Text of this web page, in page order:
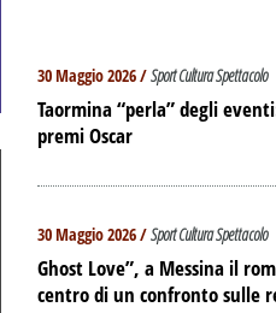
30 Maggio 2026 /Sport Cultura Spettacolo
Taormina “perla” degli
premi Oscar
30 Maggio 2026 /Sport Cultura Spettacolo
Ghost Love”, a Messina il
centro di un confronto sulle